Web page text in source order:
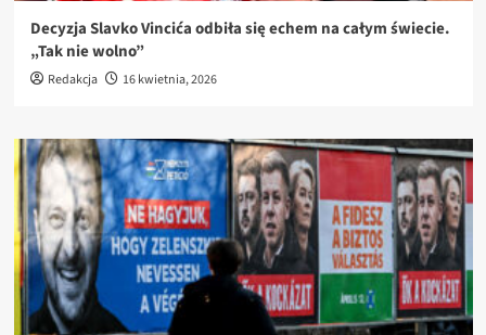
Decyzja Slavko Vincića odbiła się echem na całym świecie.
„Tak nie wolno”
Redakcja 16 kwietnia, 2026